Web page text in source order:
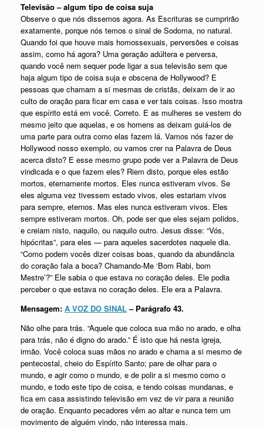
Televisão – algum tipo de coisa suja
Observe o que nós dissemos agora. As Escrituras se cumprirão
exatamente, porque nós temos o sinal de Sodoma, no natural.
Quando foi que houve mais homossexuais, perversões e coisas
assim, como há agora? Uma geração adúltera e perversa,
quando você nem sequer pode ligar a sua televisão sem que
haja algum tipo de coisa suja e obscena de Hollywood? E
pessoas que chamam a si mesmas de cristãs, deixam de ir ao
culto de oração para ficar em casa e ver tais coisas. Isso mostra
que espírito está em você. Correto. E as mulheres se vestem do
mesmo jeito que aquelas, e os homens as deixam guiá-los de
uma parte para outra como elas fazem lá. Vamos nós fazer de
Hollywood nosso exemplo, ou vamos crer na Palavra de Deus
acerca disto? E esse mesmo grupo pode ver a Palavra de Deus
vindicada e o que fazem eles? Riem disto, porque eles estão
mortos, eternamente mortos. Eles nunca estiveram vivos. Se
eles alguma vez tivessem estado vivos, eles estariam vivos
para sempre, eternos. Mas eles nunca estiveram vivos. Eles
sempre estiveram mortos. Oh, pode ser que eles sejam polidos,
e creiam nisto, naquilo, ou naquilo outro. Jesus disse: “Vós,
hipócritas”, para eles — para aqueles sacerdotes naquele dia.
“Como podem vocês dizer coisas boas, quando da abundância
do coração fala a boca? Chamando-Me ‘Bom Rabi, bom
Mestre’?” Ele sabia o que estava no coração deles. Ele podia
perceber o que estava no coração deles. Ele era a Palavra.
Mensagem: A VOZ DO SINAL– Parágrafo 43.
Não olhe para trás. “Aquele que coloca sua mão no arado, e olha
para trás, não é digno do arado.” É isto que há nesta igreja,
irmão. Você coloca suas mãos no arado e chama a si mesmo de
pentecostal, cheio do Espírito Santo; pare de olhar para o
mundo, e agir como o mundo, e de polir a si mesmo como o
mundo, e todo este tipo de coisa, e tendo coisas mundanas, e
fica em casa assistindo televisão em vez de vir para a reunião
de oração. Enquanto pecadores vêm ao altar e nunca tem um
movimento de alguém vindo, não interessa mais.